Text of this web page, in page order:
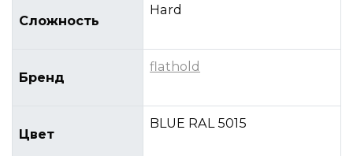
Сложность
Hard
Бренд
flathold
Цвет
BLUE RAL 5015